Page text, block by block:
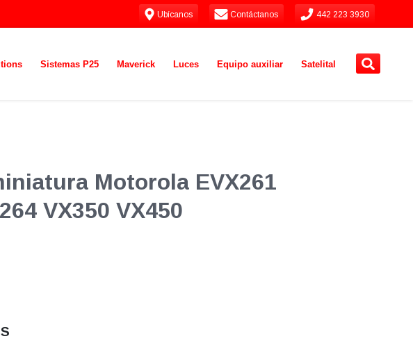
Ubícanos Contáctanos 442 223 3930
Sistemas P25 Maverick Luces Equipo auxiliar Satelital
Motorola EVX261
VX350 VX450